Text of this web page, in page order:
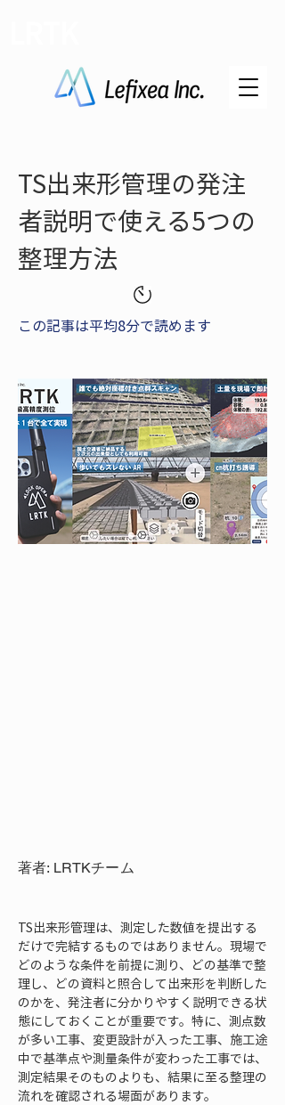
TS出来形管理の発注
者説明で使える5つの
整理方法
この記事は平均8分で読めます
著者: LRTKチーム
TS出来形管理は、測定した数値を提出する
だけで完結するものではありません。現場で
どのような条件を前提に測り、どの基準で整
理し、どの資料と照合して出来形を判断した
のかを、発注者に分かりやすく説明できる状
態にしておくことが重要です。特に、測点数
が多い工事、変更設計が入った工事、施工途
中で基準点や測量条件が変わった工事では、
測定結果そのものよりも、結果に至る整理の
流れを確認される場面があります。